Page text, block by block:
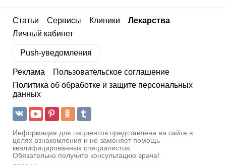
Статьи Сервисы Клиники
Лекарства
Личный кабинет
Push-уведомления
Реклама
Пользовательское соглашение
Политика об обработке и защите персональных
данных
Информация для пациентов представлена на сайте в
целях ознакомления и не заменяет помощь
квалифицированных специалистов.
Обязательно получите консультацию врача!